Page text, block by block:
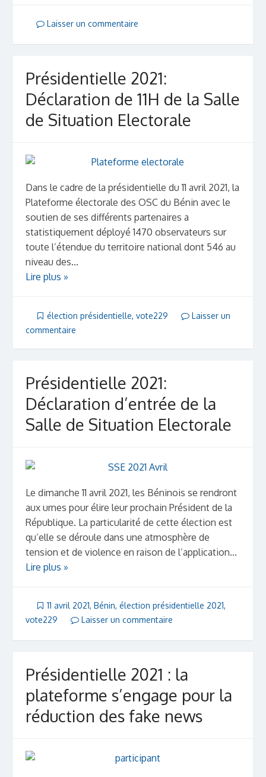
Laisser un commentaire
Présidentielle 2021:
Déclaration de 11H de la Salle
de Situation Electorale
Dans le cadre de la présidentielle du 11 avril 2021, la
Plateforme électorale des OSC du Bénin avec le
soutien de ses différents partenaires a
statistiquement déployé 1470 observateurs sur
toute l’étendue du territoire national dont 546 au
niveau des...
Lire plus »
élection présidentielle, vote229
Laisser un
commentaire
Présidentielle 2021:
Déclaration d’entrée de la
Salle de Situation Electorale
Le dimanche 11 avril 2021, les Béninois se rendront
aux urnes pour élire leur prochain Président de la
République. La particularité de cette élection est
qu’elle se déroule dans une atmosphère de
tension et de violence en raison de l’application...
Lire plus »
11 avril 2021, Bénin, élection présidentielle 2021,
vote229
Laisser un commentaire
Présidentielle 2021 : la
plateforme s’engage pour la
réduction des fake news